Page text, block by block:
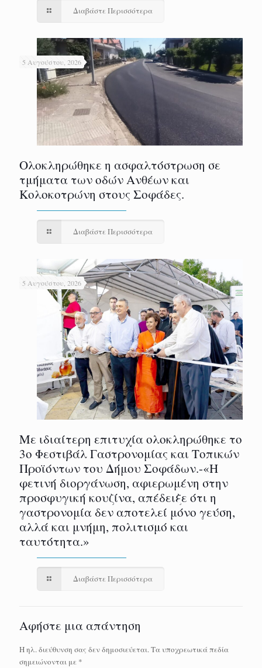
Διαβάστε Περισσότερα
5 Αυγούστου, 2026
Ολοκληρώθηκε η ασφαλτόστρωση σε
τμήματα των οδών Ανθέων και
Κολοκοτρώνη στους Σοφάδες.
Διαβάστε Περισσότερα
5 Αυγούστου, 2026
Με ιδιαίτερη επιτυχία ολοκληρώθηκε το
3ο Φεστιβάλ Γαστρονομίας και Τοπικών
Προϊόντων του Δήμου Σοφάδων.-«Η
φετινή διοργάνωση, αφιερωμένη στην
προσφυγική κουζίνα, απέδειξε ότι η
γαστρονομία δεν αποτελεί μόνο γεύση,
αλλά και μνήμη, πολιτισμό και
ταυτότητα.»
Διαβάστε Περισσότερα
Αφήστε μια απάντηση
Η ηλ. διεύθυνση σας δεν δημοσιεύεται.Τα υποχρεωτικά πεδία
σημειώνονται με *